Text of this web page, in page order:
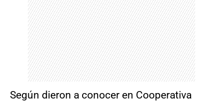
Según dieron a conocer en Cooperativa